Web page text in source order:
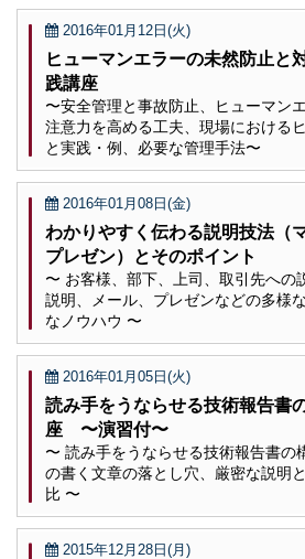
2016年01月12日(火)
ヒューマンエラーの未然防止と
践講座
〜安全管理と事故防止、ヒューマン
注意力を高める工夫、現場における
と実践・例、必要な管理手法〜
2016年01月08日(金)
わかりやすく伝わる説明技法（
プレゼン）とそのポイント
〜 お客様、部下、上司、取引先への
説明、メール、プレゼンなどの多様
なノウハウ 〜
2016年01月05日(火)
読み手をうならせる技術報告書
座 〜演習付〜
〜 読み手をうならせる技術報告書の
の書く文章の落とし穴、厳密な説明
比 〜
2015年12月28日(月)